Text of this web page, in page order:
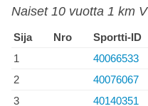
Naiset 10 vuotta 1 km V
Sija Nro Sportti-ID
1
40066533
2
40076067
3
40140351